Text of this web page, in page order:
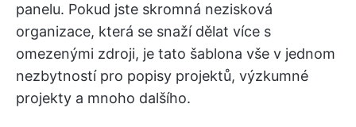
panelu. Pokud jste skromná nezisková
organizace, která se snaží dělat více s
omezenými zdroji, je tato šablona vše v jednom
nezbytností pro popisy projektů, výzkumné
projekty a mnoho dalšího.